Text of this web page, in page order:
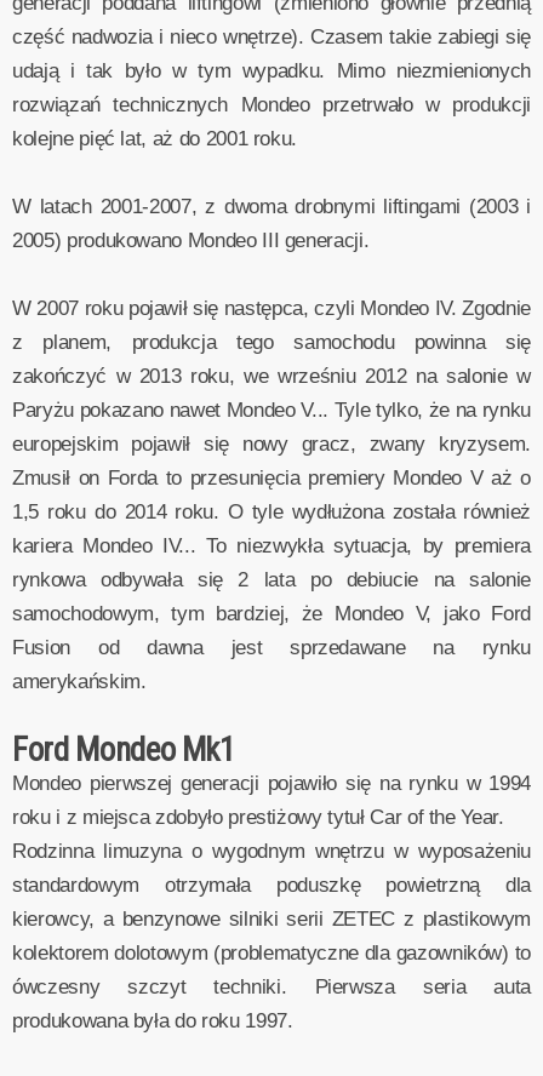
część nadwozia i nieco wnętrze). Czasem takie zabiegi się
udają i tak było w tym wypadku. Mimo niezmienionych
rozwiązań technicznych Mondeo przetrwało w produkcji
kolejne pięć lat, aż do 2001 roku.
W latach 2001-2007, z dwoma drobnymi liftingami (2003 i
2005) produkowano Mondeo III generacji.
W 2007 roku pojawił się następca, czyli Mondeo IV. Zgodnie
z planem, produkcja tego samochodu powinna się
zakończyć w 2013 roku, we wrześniu 2012 na salonie w
Paryżu pokazano nawet Mondeo V... Tyle tylko, że na rynku
europejskim pojawił się nowy gracz, zwany kryzysem.
Zmusił on Forda to przesunięcia premiery Mondeo V aż o
1,5 roku do 2014 roku. O tyle wydłużona została również
kariera Mondeo IV... To niezwykła sytuacja, by premiera
rynkowa odbywała się 2 lata po debiucie na salonie
samochodowym, tym bardziej, że Mondeo V, jako Ford
Fusion od dawna jest sprzedawane na rynku
amerykańskim.
Ford Mondeo Mk1
Mondeo pierwszej generacji pojawiło się na rynku w 1994
roku i z miejsca zdobyło prestiżowy tytuł Car of the Year.
Rodzinna limuzyna o wygodnym wnętrzu w wyposażeniu
standardowym otrzymała poduszkę powietrzną dla
kierowcy, a benzynowe silniki serii ZETEC z plastikowym
kolektorem dolotowym (problematyczne dla gazowników) to
ówczesny szczyt techniki. Pierwsza seria auta
produkowana była do roku 1997.